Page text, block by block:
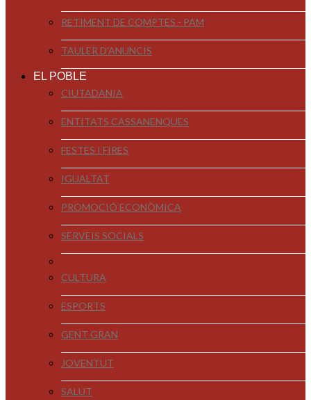
RETIMENT DE COMPTES - PAM
TAULER D'ANUNCIS
EL POBLE
CIUTADANIA
ENTITATS CASSANENQUES
FESTES I FIRES
IGUALTAT
PROMOCIÓ ECONÒMICA
SERVEIS SOCIALS
CULTURA
ESPORTS
GENT GRAN
JOVENTUT
SALUT